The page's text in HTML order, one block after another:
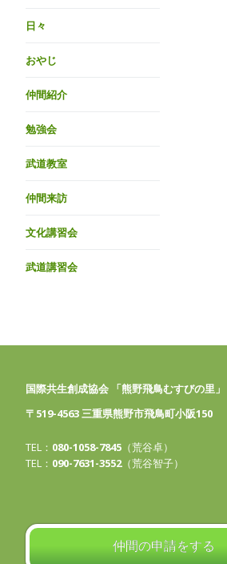
日々
おやじ
仲間紹介
勉強会
武道教室
仲間来訪
文化講習会
武道講習会
国際共生創成協会 「熊野飛鳥むすびの里」
〒519-4563 三重県熊野市飛鳥町小阪150
TEL： 080-1058-7845 （荒谷卓）
TEL： 090-7631-3552（荒谷智子）
仲間の申請をする